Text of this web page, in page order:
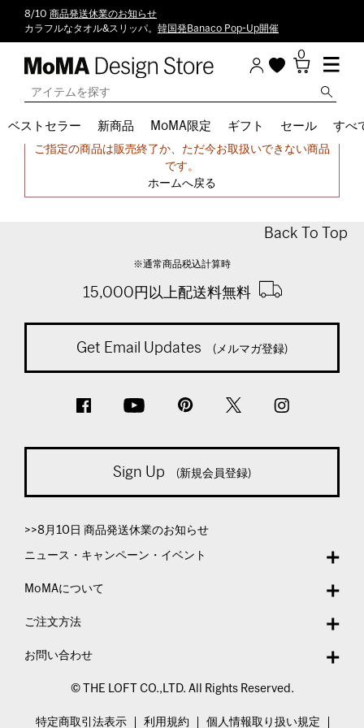
8/10 商品発送休業のお知らせ
カラフルなタオル&スリッパ。 韓国発Banaco Pop-Up開催
0
ベストセラー 新商品 MoMA限定 ギフト セール すべ
申し訳ございません。
ご指定の商品は販売終了か、ただ今お取扱いできない商品
です。
ホームへ戻る
Back To Top
※通常商品税込計算時
15,000円以上配送料無料
Get Email Updates (メルマガ登録)
Sign Up (新規会員登録)
>>8月10日 商品発送休業のお知らせ
ニュース・キャンペーン・イベント
MoMAについて
ご注文方法
お問い合わせ
© THE LOFT CO.,LTD. All Rights Reserved.
特定商取引法表示 利用規約 個人情報取り扱い規定